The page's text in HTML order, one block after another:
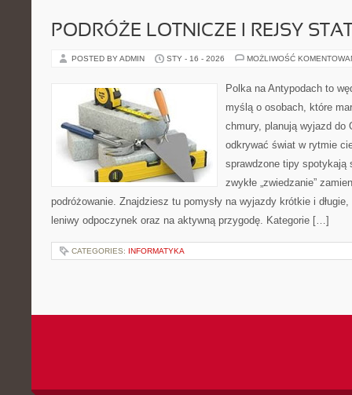
PODRÓŻE LOTNICZE I REJSY
POSTED BY ADMIN STY - 16 - 2026 MOŻLIWOŚĆ
Polka na Antypodach to
myślą o osobach, które
chmury, planują wyjazd do
odkrywać świat w rytmie
sprawdzone tipy spotykają
zwykłe „zwiedzanie”
podróżowanie. Znajdziesz tu pomysły na wyjazdy krótkie i
leniwy odpoczynek oraz na aktywną przygodę. Kategorie […]
CATEGORIES: INFORMATYKA